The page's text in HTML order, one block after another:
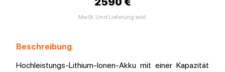
MwSt. Und Lieferung exkl.
Beschreibung
Hochleistungs-Lithium-Ionen-Akku mit einer Kapazität